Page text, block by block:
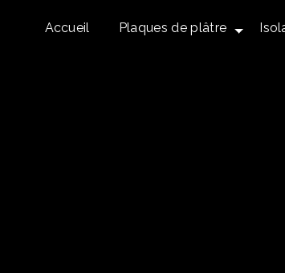
Accueil Plaques de plâtre